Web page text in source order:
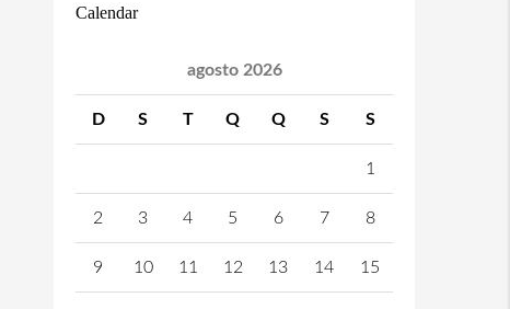
Calendar
agosto 2026
D S T Q Q S S
1
2 3 4 5 6 7 8
9 10 11 12 13 14 15